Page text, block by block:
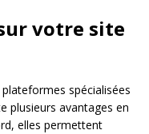
votre site
spécialisées
plusieurs avantages en
elles permettent